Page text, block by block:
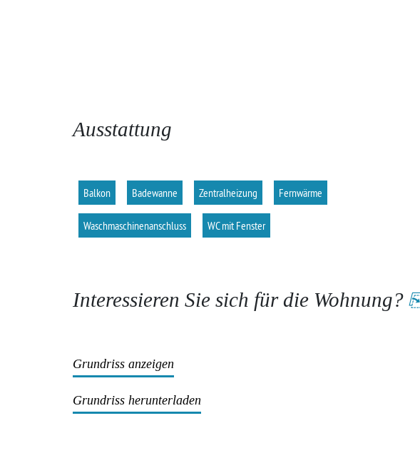
Ausstattung
Balkon Badewanne Zentralheizung Fernwärme
Waschmaschinenanschluss WC mit Fenster
Interessieren Sie sich für die Wohnung?
Grundriss anzeigen
Grundriss herunterladen